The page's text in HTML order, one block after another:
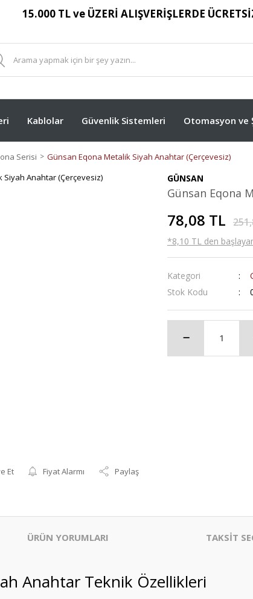
15.000 TL ve ÜZERİ ALIŞVERİŞLERDE
Kablolar Güvenlik Sistemleri Otomasyon ve
Serisi Günsan Eqona Metalik Siyah Anahtar (Çerçevesiz)
Et Fiyat Alarmı Paylaş
GÜNSAN
Günsan Eqona
78,08 TL
*8,10 TL den
Kategori
Stok Kodu
ÜRÜN YORUMLARI TAKSİT
Anahtar Teknik Özellikleri